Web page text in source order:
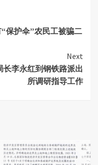
保护伞”农民工被骗二
Next
李永红到钢铁路派出
所调研指导工作